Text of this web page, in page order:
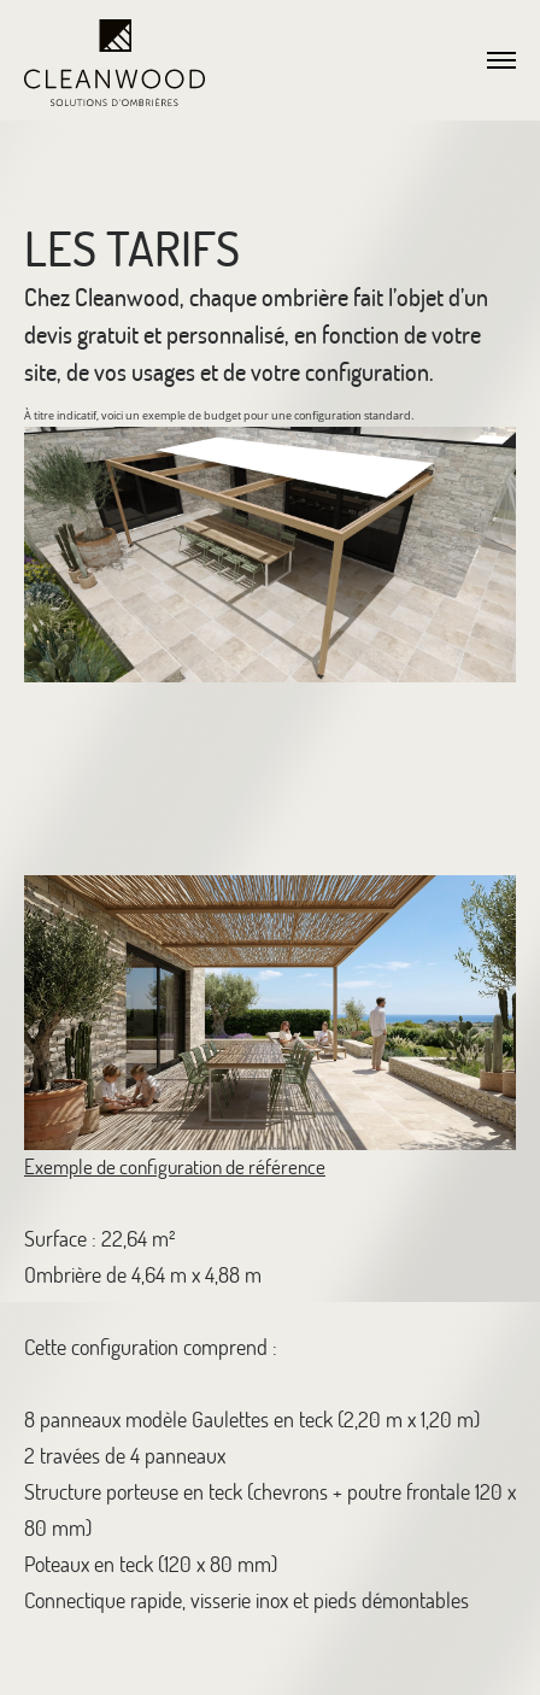
LES TARIFS
Chez Cleanwood, chaque ombrière fait l’objet d’un
devis gratuit et personnalisé, en fonction de votre
site, de vos usages et de votre configuration.
À titre indicatif, voici un exemple de budget pour une configuration standard.
Exemple de configuration de référence
Surface : 22,64 m²
Ombrière de 4,64 m x 4,88 m
Cette configuration comprend :
8 panneaux modèle Gaulettes en teck (2,20 m x 1,20 m)
2 travées de 4 panneaux
Structure porteuse en teck (chevrons + poutre frontale 120 x
80 mm)
Poteaux en teck (120 x 80 mm)
Connectique rapide, visserie inox et pieds démontables